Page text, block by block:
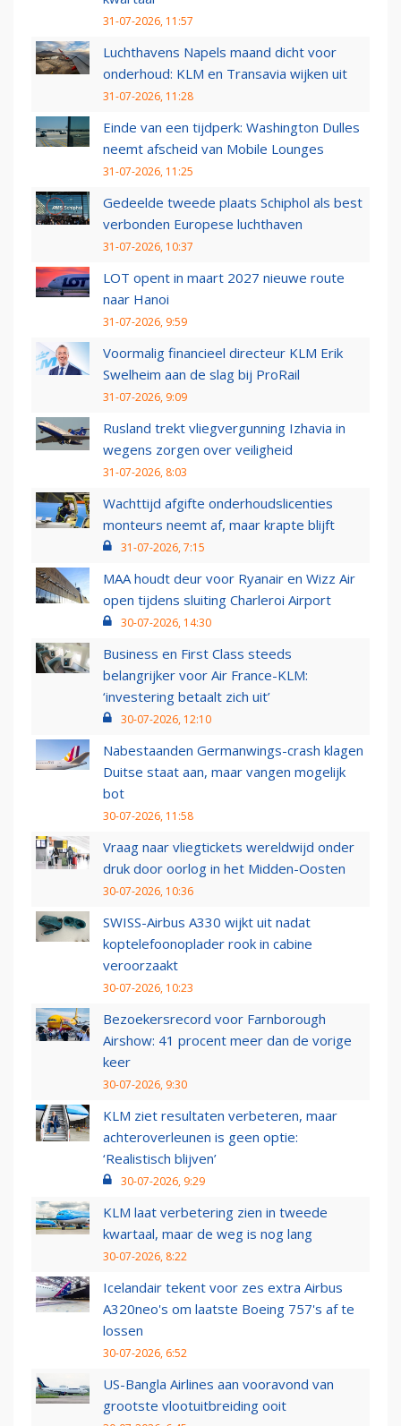
31-07-2026, 11:57
Luchthavens Napels maand dicht voor
onderhoud: KLM en Transavia wijken uit
31-07-2026, 11:28
Einde van een tijdperk: Washington Dulles
neemt afscheid van Mobile Lounges
31-07-2026, 11:25
Gedeelde tweede plaats Schiphol als best
verbonden Europese luchthaven
31-07-2026, 10:37
LOT opent in maart 2027 nieuwe route
naar Hanoi
31-07-2026, 9:59
Voormalig financieel directeur KLM Erik
Swelheim aan de slag bij ProRail
31-07-2026, 9:09
Rusland trekt vliegvergunning Izhavia in
wegens zorgen over veiligheid
31-07-2026, 8:03
Wachttijd afgifte onderhoudslicenties
monteurs neemt af, maar krapte blijft
31-07-2026, 7:15
MAA houdt deur voor Ryanair en Wizz Air
open tijdens sluiting Charleroi Airport
30-07-2026, 14:30
Business en First Class steeds
belangrijker voor Air France-KLM:
‘investering betaalt zich uit’
30-07-2026, 12:10
Nabestaanden Germanwings-crash klagen
Duitse staat aan, maar vangen mogelijk
bot
30-07-2026, 11:58
Vraag naar vliegtickets wereldwijd onder
druk door oorlog in het Midden-Oosten
30-07-2026, 10:36
SWISS-Airbus A330 wijkt uit nadat
koptelefoonoplader rook in cabine
veroorzaakt
30-07-2026, 10:23
Bezoekersrecord voor Farnborough
Airshow: 41 procent meer dan de vorige
keer
30-07-2026, 9:30
KLM ziet resultaten verbeteren, maar
achteroverleunen is geen optie:
‘Realistisch blijven’
30-07-2026, 9:29
KLM laat verbetering zien in tweede
kwartaal, maar de weg is nog lang
30-07-2026, 8:22
Icelandair tekent voor zes extra Airbus
A320neo's om laatste Boeing 757's af te
lossen
30-07-2026, 6:52
US-Bangla Airlines aan vooravond van
grootste vlootuitbreiding ooit